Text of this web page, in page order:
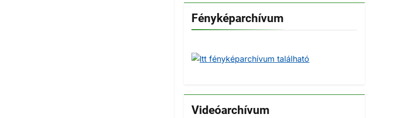
Fényképarchívum
Videóarchívum